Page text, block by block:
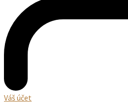
Váš účet